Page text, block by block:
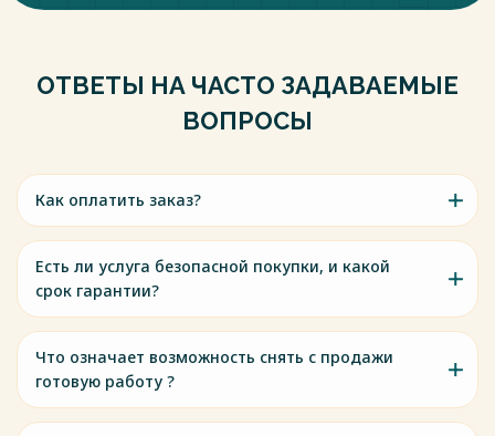
ОТВЕТЫ НА ЧАСТО ЗАДАВАЕМЫЕ
ВОПРОСЫ
Как оплатить заказ?
Есть ли услуга безопасной покупки, и какой
срок гарантии?
Что означает возможность снять с продажи
готовую работу ?